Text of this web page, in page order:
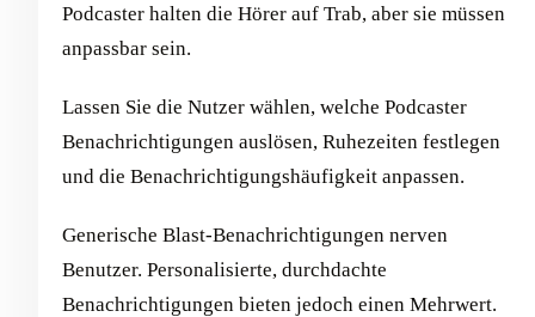
Podcaster halten die Hörer auf Trab, aber sie müssen
anpassbar sein.
Lassen Sie die Nutzer wählen, welche Podcaster
Benachrichtigungen auslösen, Ruhezeiten festlegen
und die Benachrichtigungshäufigkeit anpassen.
Generische Blast-Benachrichtigungen nerven
Benutzer. Personalisierte, durchdachte
Benachrichtigungen bieten jedoch einen Mehrwert.